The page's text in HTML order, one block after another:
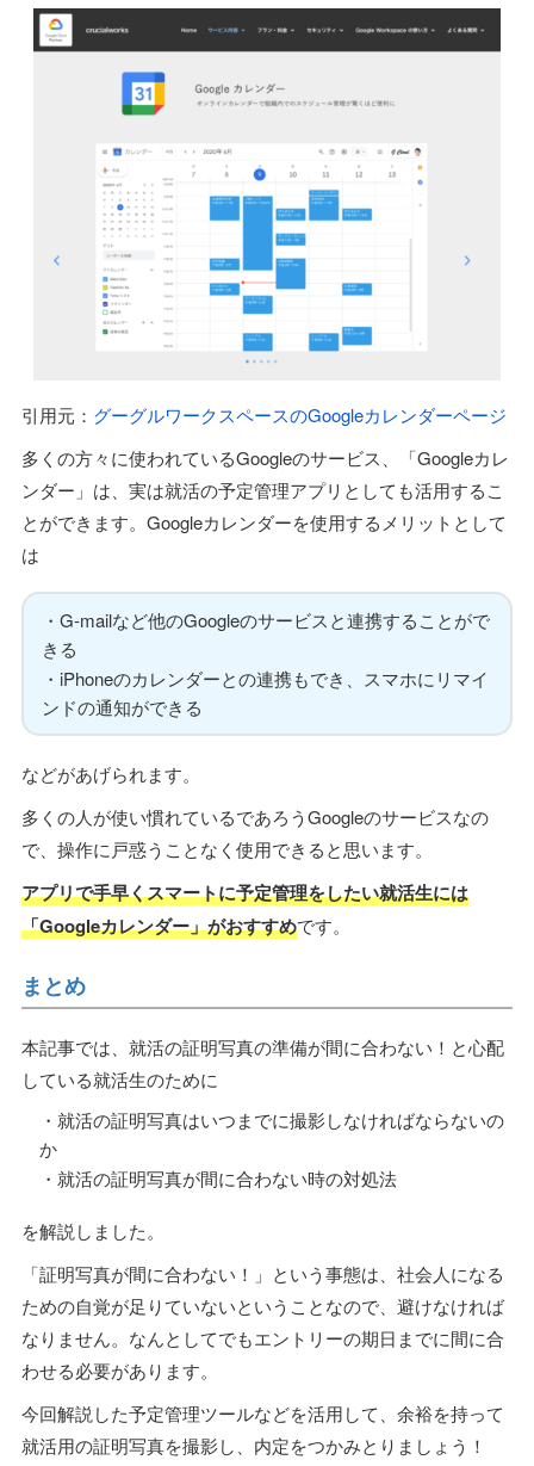
引用元： グーグルワークスペースのGoogleカレンダーページ
多くの方々に使われているGoogleのサービス、「Googleカレ
ンダー」は、実は就活の予定管理アプリとしても活用するこ
とができます。Googleカレンダーを使用するメリットとして
は
・G-mailなど他のGoogleのサービスと連携することがで
きる
・iPhoneのカレンダーとの連携もでき、スマホにリマイ
ンドの通知ができる
などがあげられます。
多くの人が使い慣れているであろうGoogleのサービスなの
で、操作に戸惑うことなく使用できると思います。
アプリで手早くスマートに予定管理をしたい就活生には
「Googleカレンダー」がおすすめです。
まとめ
本記事では、就活の証明写真の準備が間に合わない！と心配
している就活生のために
・就活の証明写真はいつまでに撮影しなければならないの
か
・就活の証明写真が間に合わない時の対処法
を解説しました。
「証明写真が間に合わない！」という事態は、社会人になる
ための自覚が足りていないということなので、避けなければ
なりません。なんとしてでもエントリーの期日までに間に合
わせる必要があります。
今回解説した予定管理ツールなどを活用して、余裕を持って
就活用の証明写真を撮影し、内定をつかみとりましょう！